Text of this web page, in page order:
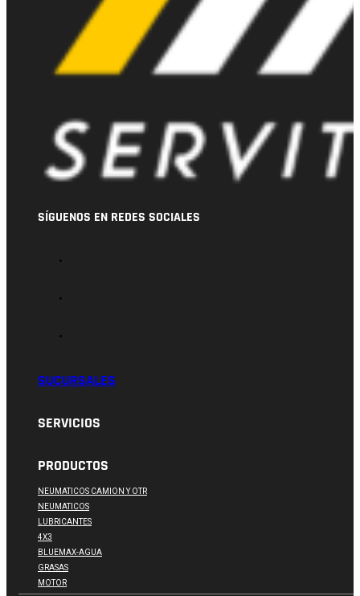
SÍGUENOS EN REDES SOCIALES
SUCURSALES
SERVICIOS
PRODUCTOS
NEUMATICOS CAMION Y OTR
NEUMATICOS
LUBRICANTES
4X3
BLUEMAX-AGUA
GRASAS
MOTOR